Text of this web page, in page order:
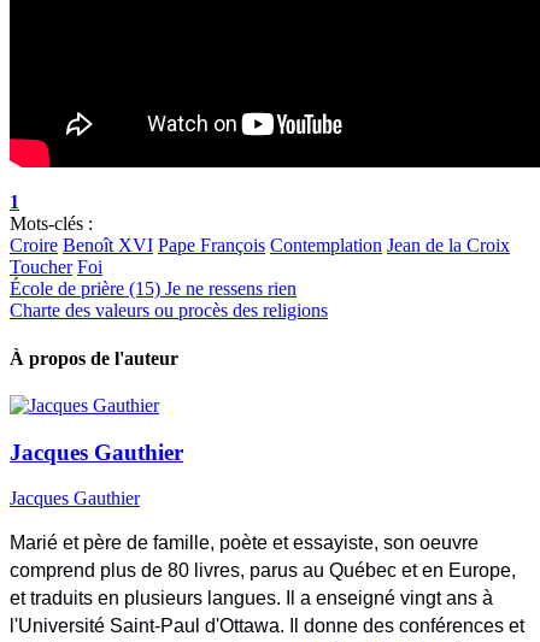
1
Mots-clés :
Croire Benoît XVI Pape François Contemplation Jean de la Croix
Toucher Foi
École de prière (15) Je ne ressens rien
Charte des valeurs ou procès des religions
À propos de l'auteur
Jacques Gauthier
Jacques Gauthier
Marié et père de famille, poète et essayiste, son oeuvre
comprend plus de 80 livres, parus au Québec et en Europe,
et traduits en plusieurs langues. Il a enseigné vingt ans à
l'Université Saint-Paul d'Ottawa. Il donne des conférences et